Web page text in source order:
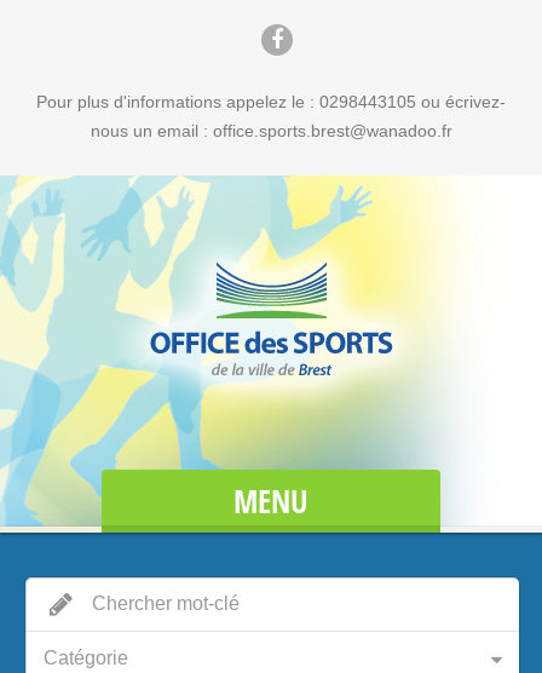
Pour plus d'informations appelez le : 0298443105 ou écrivez-
nous un email : office.sports.brest@wanadoo.fr
MENU
Catégorie